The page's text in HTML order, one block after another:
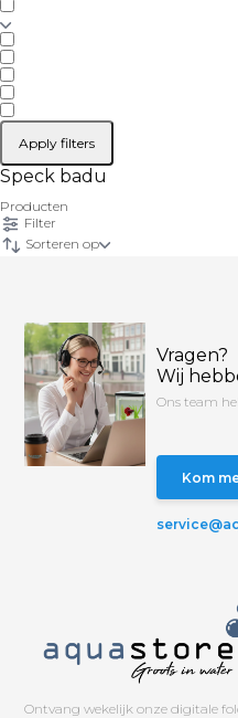
Apply filters
Speck badu
Producten
Filter
Sorteren op
Vragen?
Wij
Ons team
Kom
Ontvang wekelijk onze digitale